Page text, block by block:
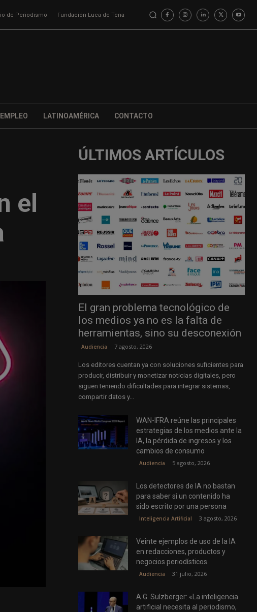
de Periodismo Fundación Luca de Tena
EMPLEO LATINOAMÉRICA CONTACTO
el
ÚLTIMOS ARTÍCULOS
El gran problema tecnológico de
los medios ya no es la falta de
herramientas, sino su desconexión
Audiencia 7 agosto, 2026
Los editores cuentan ya con soluciones suficientes para
producir, distribuir y monetizar noticias digitales, pero
siguen teniendo dificultades para integrar sistemas,
compartir datos y...
WAN-IFRA reúne las principales
estrategias de los medios ante la
IA, la pérdida de ingresos y los
cambios de consumo
Audiencia 5 agosto, 2026
Los detectores de IA no bastan
para saber si un contenido ha
sido escrito por una persona
Inteligencia Artificial 3 agosto, 2026
Veinte ejemplos de uso de la IA
en redacciones, productos y
negocios periodísticos
Audiencia 31 julio, 2026
A.G. Sulzberger: «La inteligencia
artificial necesita al periodismo,